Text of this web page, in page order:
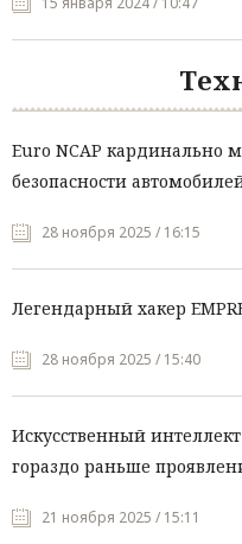
Euro NCAP кардинально
безопасности
28 ноября 2025 / 16:15
Легендарный хакер
28 ноября 2025 / 15:40
Искусственный
гораздо раньше
21 ноября 2025 / 15:11